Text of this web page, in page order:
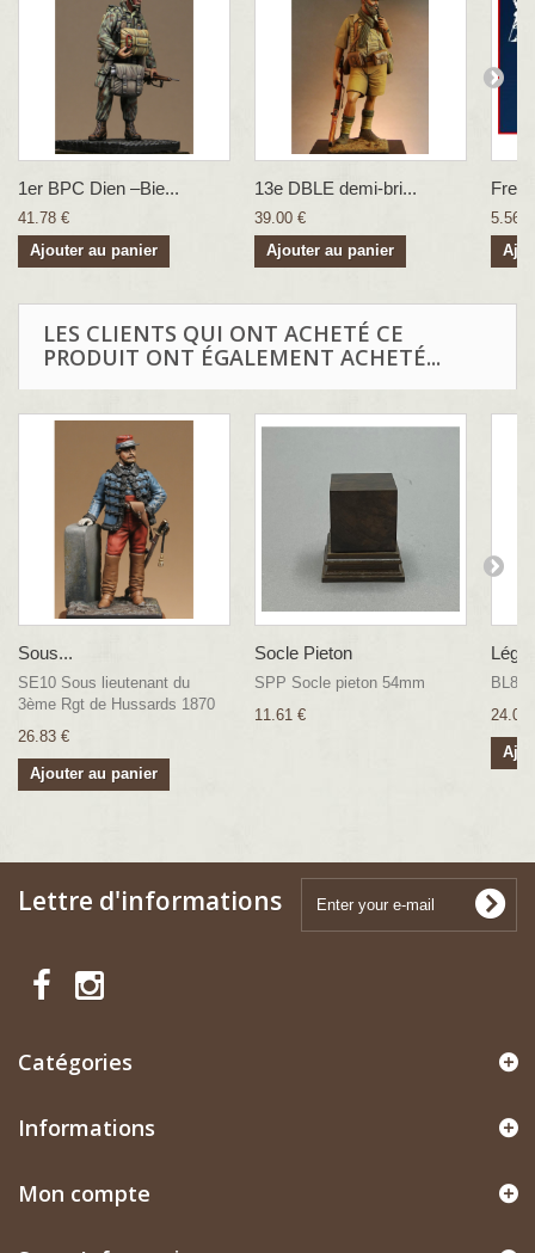
1er BPC Dien –Bie...
41.78 €
Ajouter au panier
13e DBLE demi-bri...
39.00 €
Ajouter au panier
5.56 €
LES CLIENTS QUI ONT ACHETÉ CE
PRODUIT ONT ÉGALEMENT ACHETÉ...
Sous...
SE10 Sous lieutenant du
3ème Rgt de Hussards 1870
26.83 €
Ajouter au panier
Socle Pieton
SPP Socle pieton 54mm
11.61 €
BL8Z
24.07
Lettre d'informations
Catégories
Informations
Mon compte